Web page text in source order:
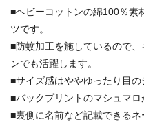
■ヘビーコットンの綿100％素
ツです。
■防蚊加工を施しているので
ンでも活躍します。
■サイズ感はややゆったり目の
■バックプリントのマシュマロ
■裏側に名前など記載できるネ